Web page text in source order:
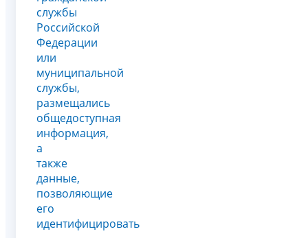
службы
Российской
Федерации
или
муниципальной
службы,
размещались
общедоступная
информация,
а
также
данные,
позволяющие
его
идентифицировать